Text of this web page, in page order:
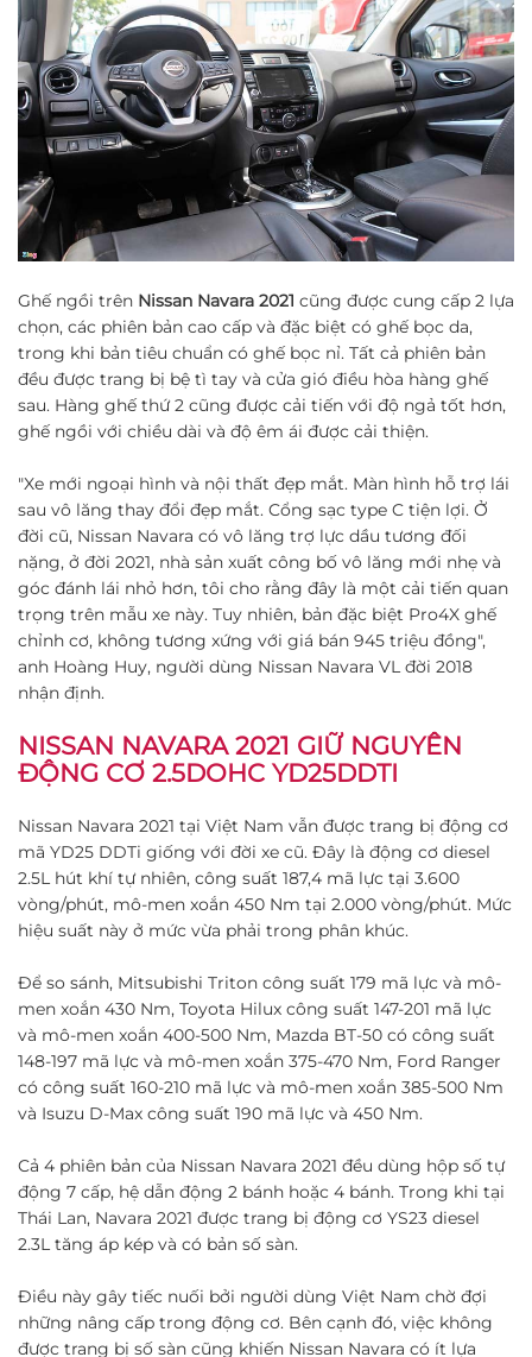
Ghế ngồi trên Nissan Navara 2021 cũng được cung cấp 2 lựa
chọn, các phiên bản cao cấp và đặc biệt có ghế bọc da,
trong khi bản tiêu chuẩn có ghế bọc nỉ. Tất cả phiên bản
đều được trang bị bệ tì tay và cửa gió điều hòa hàng ghế
sau. Hàng ghế thứ 2 cũng được cải tiến với độ ngả tốt hơn,
ghế ngồi với chiều dài và độ êm ái được cải thiện.
"Xe mới ngoại hình và nội thất đẹp mắt. Màn hình hỗ trợ lái
sau vô lăng thay đổi đẹp mắt. Cổng sạc type C tiện lợi. Ở
đời cũ, Nissan Navara có vô lăng trợ lực dầu tương đối
nặng, ở đời 2021, nhà sản xuất công bố vô lăng mới nhẹ và
góc đánh lái nhỏ hơn, tôi cho rằng đây là một cải tiến quan
trọng trên mẫu xe này. Tuy nhiên, bản đặc biệt Pro4X ghế
chỉnh cơ, không tương xứng với giá bán 945 triệu đồng",
anh Hoàng Huy, người dùng Nissan Navara VL đời 2018
nhận định.
NISSAN NAVARA 2021 GIỮ NGUYÊN
ĐỘNG CƠ 2.5DOHC YD25DDTI
Nissan Navara 2021 tại Việt Nam vẫn được trang bị động cơ
mã YD25 DDTi giống với đời xe cũ. Đây là động cơ diesel
2.5L hút khí tự nhiên, công suất 187,4 mã lực tại 3.600
vòng/phút, mô-men xoắn 450 Nm tại 2.000 vòng/phút. Mức
hiệu suất này ở mức vừa phải trong phân khúc.
Để so sánh, Mitsubishi Triton công suất 179 mã lực và mô-
men xoắn 430 Nm, Toyota Hilux công suất 147-201 mã lực
và mô-men xoắn 400-500 Nm, Mazda BT-50 có công suất
148-197 mã lực và mô-men xoắn 375-470 Nm, Ford Ranger
có công suất 160-210 mã lực và mô-men xoắn 385-500 Nm
và Isuzu D-Max công suất 190 mã lực và 450 Nm.
Cả 4 phiên bản của Nissan Navara 2021 đều dùng hộp số tự
động 7 cấp, hệ dẫn động 2 bánh hoặc 4 bánh. Trong khi tại
Thái Lan, Navara 2021 được trang bị động cơ YS23 diesel
2.3L tăng áp kép và có bản số sàn.
Điều này gây tiếc nuối bởi người dùng Việt Nam chờ đợi
những nâng cấp trong động cơ. Bên cạnh đó, việc không
được trang bị số sàn cũng khiến Nissan Navara có ít lựa